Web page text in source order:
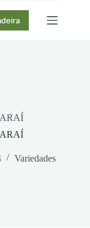
Variedades